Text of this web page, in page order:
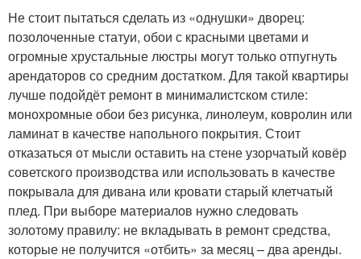
Не стоит пытаться сделать из «однушки» дворец:
позолоченные статуи, обои с красными цветами и
огромные хрустальные люстры могут только отпугнуть
арендаторов со средним достатком. Для такой квартиры
лучше подойдёт ремонт в минималистском стиле:
монохромные обои без рисунка, линолеум, ковролин или
ламинат в качестве напольного покрытия. Стоит
отказаться от мысли оставить на стене узорчатый ковёр
советского производства или использовать в качестве
покрывала для дивана или кровати старый клетчатый
плед. При выборе материалов нужно следовать
золотому правилу: не вкладывать в ремонт средства,
которые не получится «отбить» за месяц – два аренды.